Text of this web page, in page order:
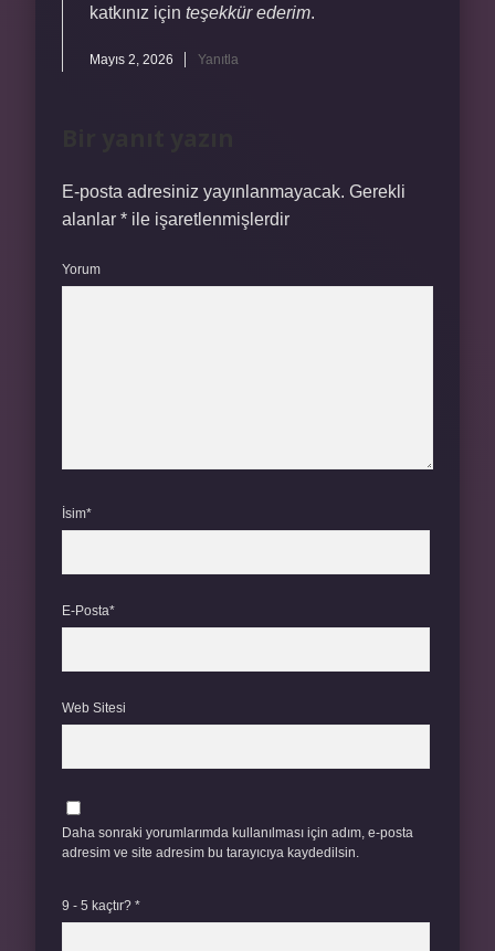
katkınız için teşekkür ederim.
Mayıs 2, 2026 Yanıtla
E-posta adresiniz yayınlanmayacak. Gerekli
alanlar * ile işaretlenmişlerdir
Yorum
İsim*
E-Posta*
Web Sitesi
Daha sonraki yorumlarımda kullanılması için adım, e-posta
adresim ve site adresim bu tarayıcıya kaydedilsin.
9 - 5 kaçtır? *